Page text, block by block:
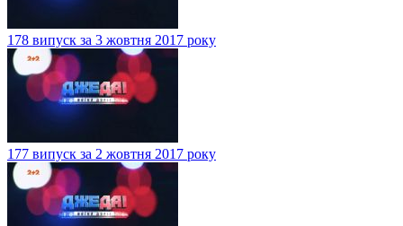
178 випуск за 3 жовтня 2017 року
177 випуск за 2 жовтня 2017 року